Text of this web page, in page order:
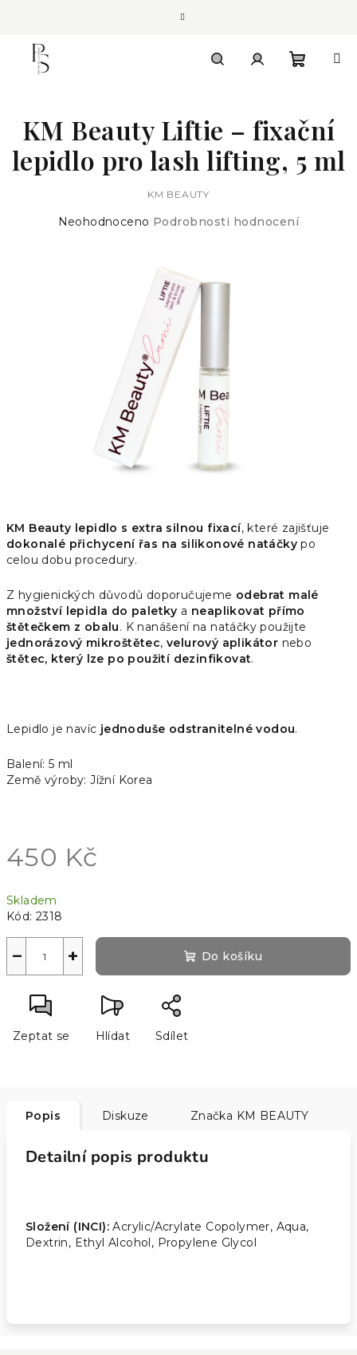
košík
KM Beauty lepidlo s extra silnou fixací, které zajišťuje
dokonalé přichycení řas na silikonové natáčky po
celou dobu procedury.
Z hygienických důvodů doporučujeme odebrat malé
množství lepidla do paletky a neaplikovat přímo
štětečkem z obalu. K nanášení na natáčky použijte
jednorázový mikroštětec,velurový aplikátor nebo
štětec, který lze po použití dezinfikovat.
Lepidlo je navíc jednoduše odstranitelné vodou.
Balení: 5 ml
Země výroby: Jížní Korea
450 Kč
cena:
Skladem
Kód: 2318
+
− Do košíku
Zeptat se Hlídat Sdílet
KM Beauty Liftie – fixační
lepidlo pro lash lifting, 5 ml
KM BEAUTY
Průměrné
Neohodnoceno Podrobnosti hodnocení
Popis Diskuze Značka KM BEAUTY
Detailní popis produktu
Složení (INCI): Acrylic/Acrylate Copolymer, Aqua,
Dextrin, Ethyl Alcohol, Propylene Glycol